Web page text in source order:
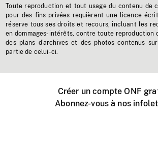
Toute reproduction et tout usage du contenu de
pour des fins privées requièrent une licence
réserve tous ses droits et recours, incluant les
en dommages-intérêts, contre toute reproduction
des plans d'archives et des photos contenus
partie de celui-ci.
Créer un compte ONF
Abonnez-vous à nos